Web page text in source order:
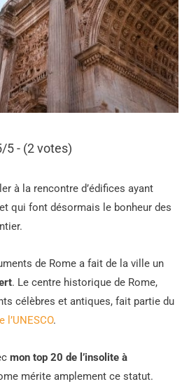
5 - (2 votes)
à la rencontre d’édifices ayant
qui font désormais le bonheur des
de Rome a fait de la ville un
. Le centre historique de Rome,
célèbres et antiques, fait partie du
.
mon top 20 de l’insolite à
mérite amplement ce statut.